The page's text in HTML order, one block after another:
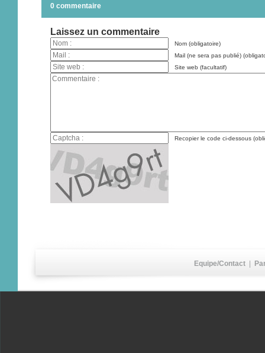
0 commentaire
Laissez un commentaire
Nom (obligatoire)
Mail (ne sera pas publié)
Site web (facultatif)
Recopier le code ci-dessous
Equipe/Contact